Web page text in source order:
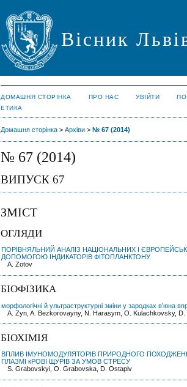
Вісник
ДОМАШНЯ СТОРІНКА ПРО НАС УВІЙТИ
ЕТИКА
Домашня сторінка >Архіви >№ 67 (2014)
№ 67 (2014)
ВИПУСК 67
ЗМІСТ
ОГЛЯДИ
ПОРІВНЯЛЬНИЙ АНАЛІЗ НАЦІОНАЛЬНИХ І
ДОПОМОГОЮ ІНДИКАТОРІВ ФІТОПЛАНКТОНУ
A. Zotov
БІОФІЗИКА
морфологічні й ультраструктурні зміни у зародках в’юна
A. Zyn, A. Bezkorovayny, N. Harasym, O. Kulachkovsky,
БІОХІМІЯ
ВПЛИВ ІМУНОМОДУЛЯТОРІВ ПРИРОДНОГО
ПЛАЗМІ кРОВІ ЩУРІВ ЗА УМОВ СТРЕСУ
S. Grabovskyi, O. Grabovska, D. Ostapiv